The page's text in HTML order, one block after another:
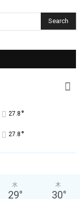
Search
27.8 °
27.8 °
水
29°
木
30°